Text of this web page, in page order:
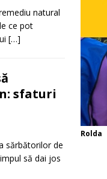
natural
ce pot
[…]
sfaturi
sărbătorilor de
să dai jos
Rolda